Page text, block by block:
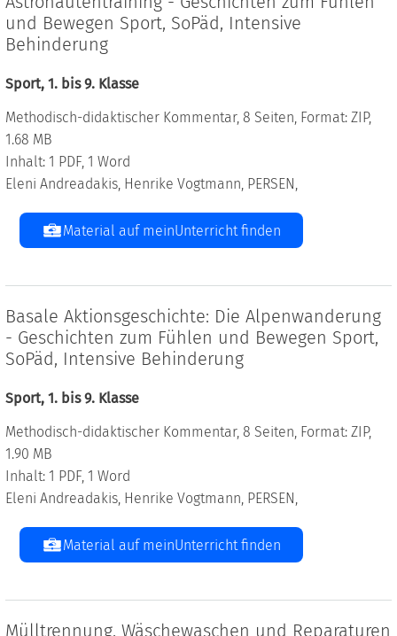
und Bewegen Sport, SoPäd, Intensive
Behinderung
Sport, 1. bis 9. Klasse
Methodisch-didaktischer Kommentar, 8 Seiten, Format: ZIP,
1.68 MB
Inhalt: 1 PDF, 1 Word
Eleni Andreadakis, Henrike Vogtmann, PERSEN,
Material auf meinUnterricht finden
Basale Aktionsgeschichte: Die Alpenwanderung
- Geschichten zum Fühlen und Bewegen Sport,
SoPäd, Intensive Behinderung
Sport, 1. bis 9. Klasse
Methodisch-didaktischer Kommentar, 8 Seiten, Format: ZIP,
1.90 MB
Inhalt: 1 PDF, 1 Word
Eleni Andreadakis, Henrike Vogtmann, PERSEN,
Material auf meinUnterricht finden
Mülltrennung, Wäschewaschen und Reparaturen